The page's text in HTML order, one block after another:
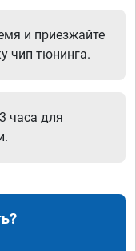
и приезжайте
чип тюнинга.
часа для